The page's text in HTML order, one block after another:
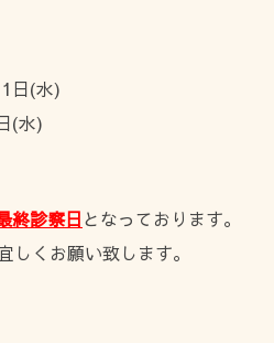
日(水)
(水)
終診察日となっております。
しくお願い致します。